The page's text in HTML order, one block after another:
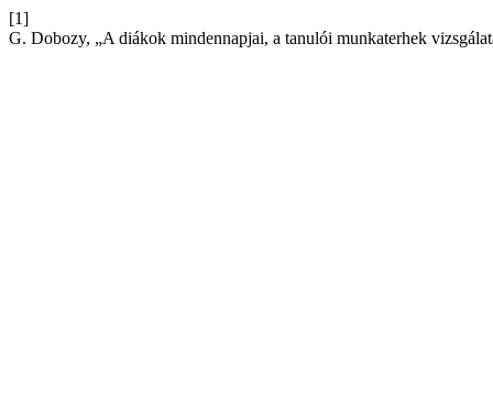
[1]
G. Dobozy, „A diákok mindennapjai, a tanulói munkaterhek